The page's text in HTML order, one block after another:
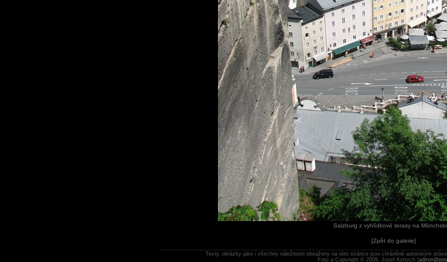
Salzburg z vyhlídkové terasy na
[Zpět do galerie]
Texty, obrázky jako i všechny náležitosti obsaženy na této stránce jsou chráněné autorským
Foto a Copyright © 2009, Josef Kytrych [